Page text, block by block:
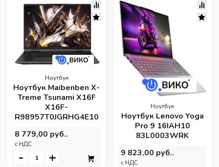
Ноутбук
Ноутбук Maibenben X-
Treme Tsunami X16F
X16F-
R98957T0JGRHG4E10
8 779,00 руб..
c НДС
- +
Ноутбук
Ноутбук Lenovo Yoga
Pro 9 16IAH10
83L0003WRK
9 823,00 руб..
c НДС